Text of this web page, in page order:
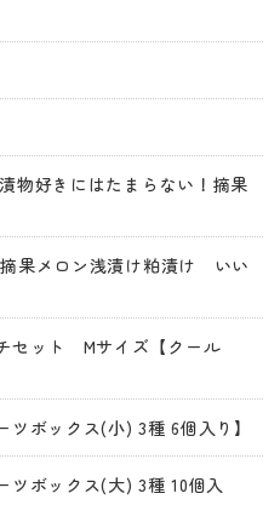
物好きにはたまらない！摘果
果メロン浅漬け粕漬け いい
セット Mサイズ【クール
ツボックス(小) 3種 6個入り】
ツボックス(大) 3種 10個入